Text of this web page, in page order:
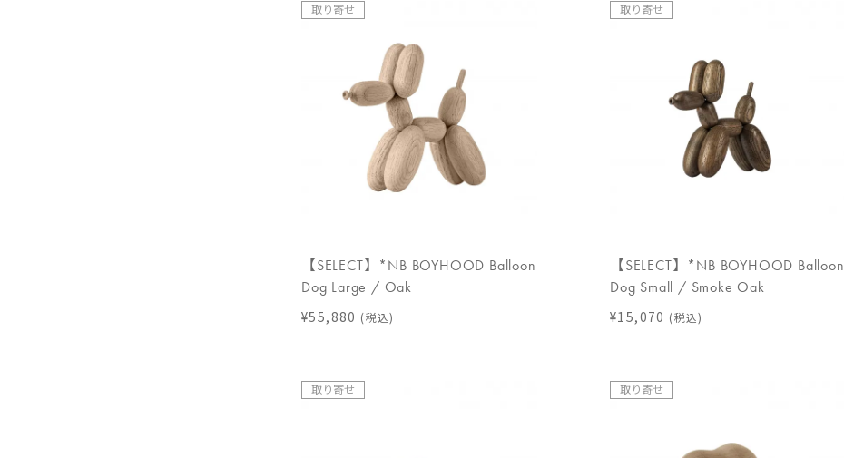
取り寄せ
【SELECT】*NB BOYHOOD Balloon
Dog Large / Oak
¥55,880 (税込)
取り寄せ
【SELECT】*NB BOYHOOD Balloon
Dog Small / Smoke Oak
¥15,070 (税込)
取り寄せ 取り寄せ